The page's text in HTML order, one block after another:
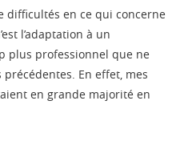
difficultés en ce qui concerne
l’adaptation à un
plus professionnel que ne
précédentes. En effet, mes
en grande majorité en